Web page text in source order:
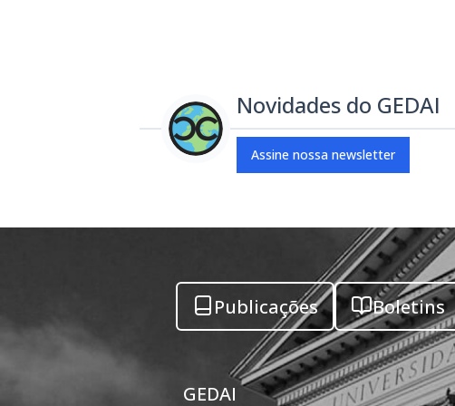
Novidades do GEDAI
Assine nossa newsletter
Publicações Boletins
GEDAI